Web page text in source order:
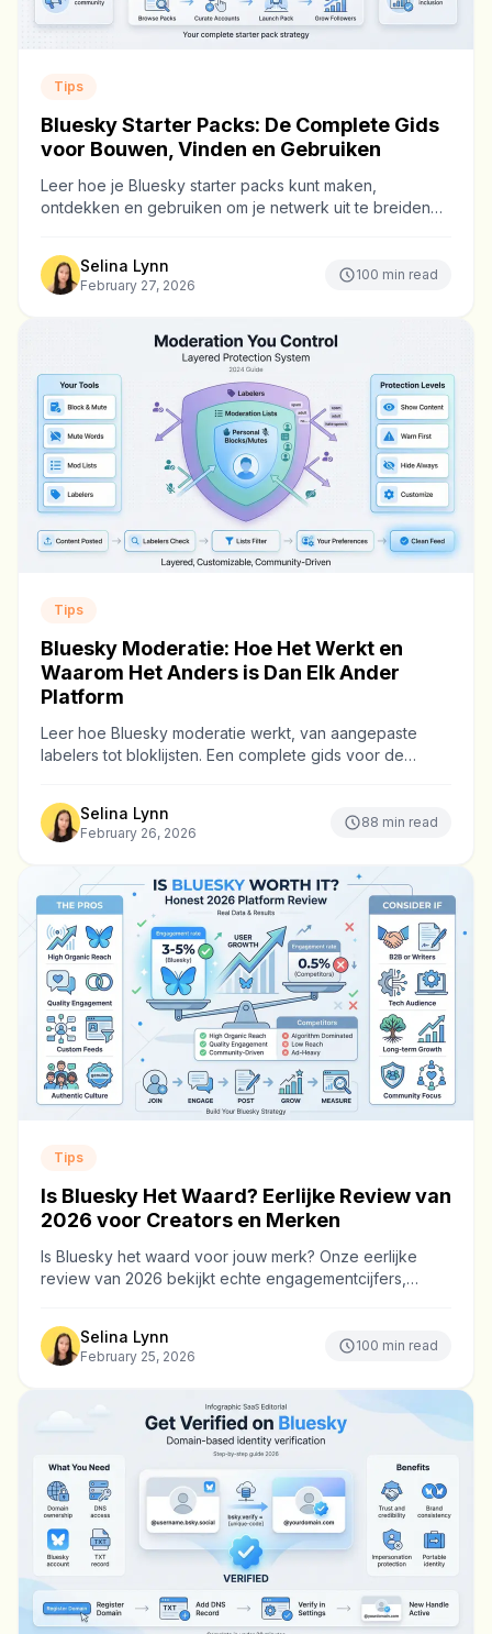
Tips
Bluesky Starter Packs: De Complete Gids
voor Bouwen, Vinden en Gebruiken
Leer hoe je Bluesky starter packs kunt maken,
ontdekken en gebruiken om je netwerk uit te breiden
Selina Lynn
February 27, 2026
100 min read
Tips
Bluesky Moderatie: Hoe Het Werkt en
Waarom Het Anders is Dan Elk Ander
Platform
Leer hoe Bluesky moderatie werkt, van aangepaste
labelers tot bloklijsten. Een complete gids voor de
verandert.
Selina Lynn
February 26, 2026
88 min read
Tips
Is Bluesky Het Waard? Eerlijke Review van
2026 voor Creators en Merken
Is Bluesky het waard voor jouw merk? Onze eerlijke
review van 2026 bekijkt echte engagementcijfers,
platform.
Selina Lynn
February 25, 2026
100 min read